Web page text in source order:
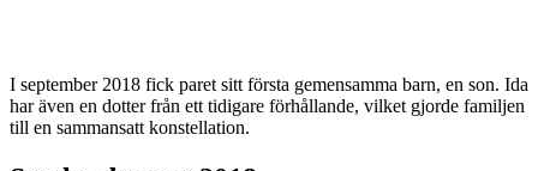
I september 2018 fick paret sitt första gemensamma barn, en son. Ida
har även en dotter från ett tidigare förhållande, vilket gjorde familjen
till en sammansatt konstellation.